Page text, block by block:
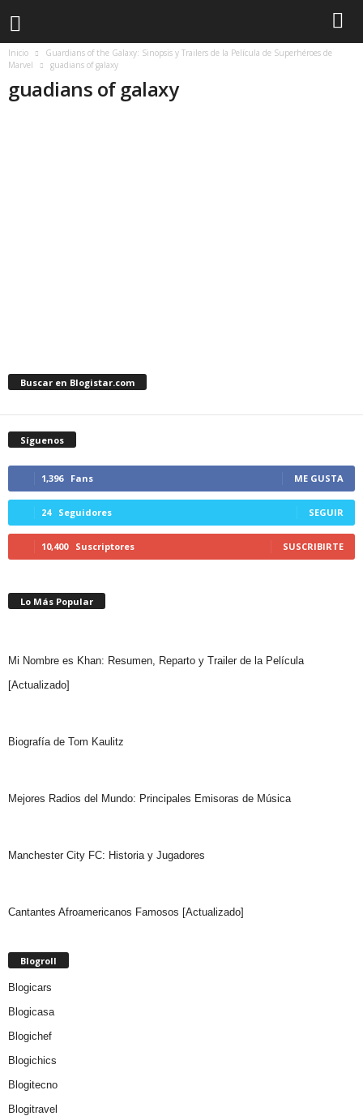
Inicio
Guardians of the Galaxy: Sinopsis y Trailers de la Película de Superhéroes de
Marvel
guadians of galaxy
guadians of galaxy
Buscar en Blogistar.com
Síguenos
1,396 Fans ME GUSTA
24 Seguidores SEGUIR
10,400 Suscriptores SUSCRIBIRTE
Lo Más Popular
Mi Nombre es Khan: Resumen, Reparto y Trailer de la Película
[Actualizado]
Biografía de Tom Kaulitz
Mejores Radios del Mundo: Principales Emisoras de Música
Manchester City FC: Historia y Jugadores
Cantantes Afroamericanos Famosos [Actualizado]
Blogroll
Blogicars
Blogicasa
Blogichef
Blogichics
Blogitecno
Blogitravel